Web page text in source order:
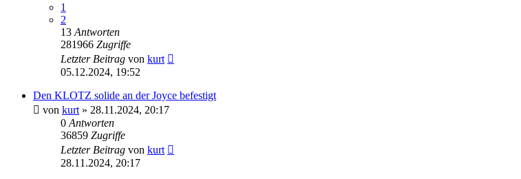
1
2
13 Antworten
281966 Zugriffe
Letzter Beitrag von kurt
05.12.2024, 19:52
Den KLOTZ solide an der Joyce befestigt
von kurt » 28.11.2024, 20:17
0 Antworten
36859 Zugriffe
Letzter Beitrag von kurt
28.11.2024, 20:17